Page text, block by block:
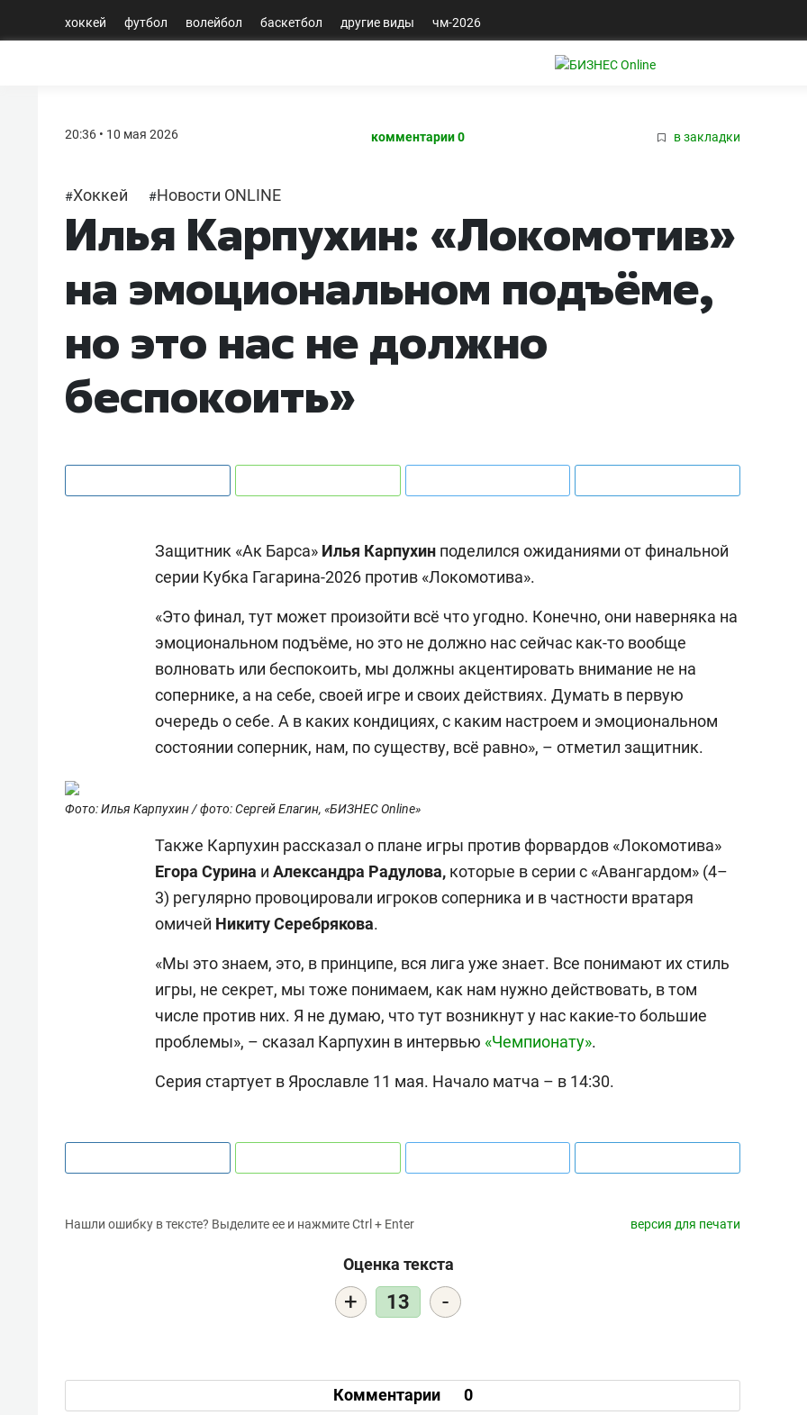
хоккей футбол волейбол баскетбол другие виды чм-2026
20:36 • 10 мая 2026 комментарии 0 в закладки
#Хоккей #Новости ONLINE
Илья Карпухин: «Локомотив»
на эмоциональном подъёме,
но это нас не должно
беспокоить»
Защитник «Ак Барса» Илья Карпухин поделился ожиданиями от финальной
серии Кубка Гагарина-2026 против «Локомотива».
«Это финал, тут может произойти всё что угодно. Конечно, они наверняка на
эмоциональном подъёме, но это не должно нас сейчас как-то вообще
волновать или беспокоить, мы должны акцентировать внимание не на
сопернике, а на себе, своей игре и своих действиях. Думать в первую
очередь о себе. А в каких кондициях, с каким настроем и эмоциональном
состоянии соперник, нам, по существу, всё равно», – отметил защитник.
Фото: Илья Карпухин / фото: Сергей Елагин, «БИЗНЕС Online»
Также Карпухин рассказал о плане игры против форвардов «Локомотива»
Егора Сурина и Александра Радулова, которые в серии с «Авангардом» (4–
3) регулярно провоцировали игроков соперника и в частности вратаря
омичей Никиту Серебрякова.
«Мы это знаем, это, в принципе, вся лига уже знает. Все понимают их стиль
игры, не секрет, мы тоже понимаем, как нам нужно действовать, в том
числе против них. Я не думаю, что тут возникнут у нас какие-то большие
проблемы», – сказал Карпухин в интервью «Чемпионату».
Серия стартует в Ярославле 11 мая. Начало матча – в 14:30.
Нашли ошибку в тексте? Выделите ее и нажмите Ctrl + Enter версия для печати
Оценка текста
+ 13 -
Комментарии 0
25 лучших
первая,